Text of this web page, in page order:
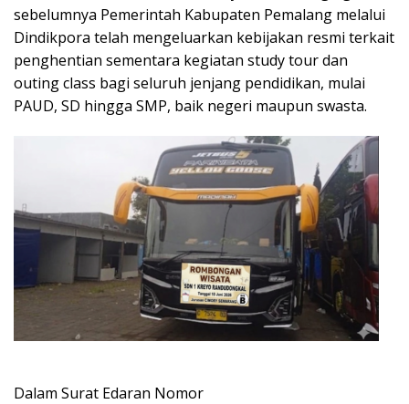
sebelumnya Pemerintah Kabupaten Pemalang melalui
Dindikpora telah mengeluarkan kebijakan resmi terkait
penghentian sementara kegiatan study tour dan
outing class bagi seluruh jenjang pendidikan, mulai
PAUD, SD hingga SMP, baik negeri maupun swasta.
Dalam Surat Edaran Nomor